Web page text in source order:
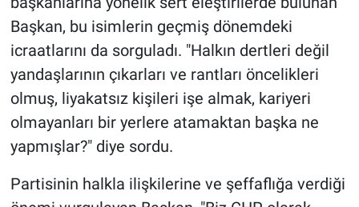
Başkan, bu isimlerin geçmiş dönemdeki
icraatlarını da sorguladı. "Halkın dertleri değil
yandaşlarının çıkarları ve rantları öncelikleri
olmuş, liyakatsız kişileri işe almak, kariyeri
olmayanları bir yerlere atamaktan başka ne
yapmışlar?" diye sordu.
Partisinin halkla ilişkilerine ve şeffaflığa verdiği